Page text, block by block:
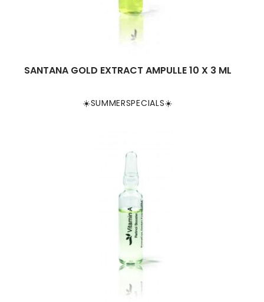
☀️SUMMERSPECIALS☀️
SANTANA GOLD EXTRACT AMPULLE 10 X 3 ML